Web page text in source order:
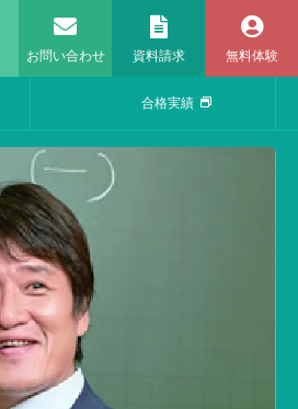
お問い合わせ 資料請求 無料体験
合格実績